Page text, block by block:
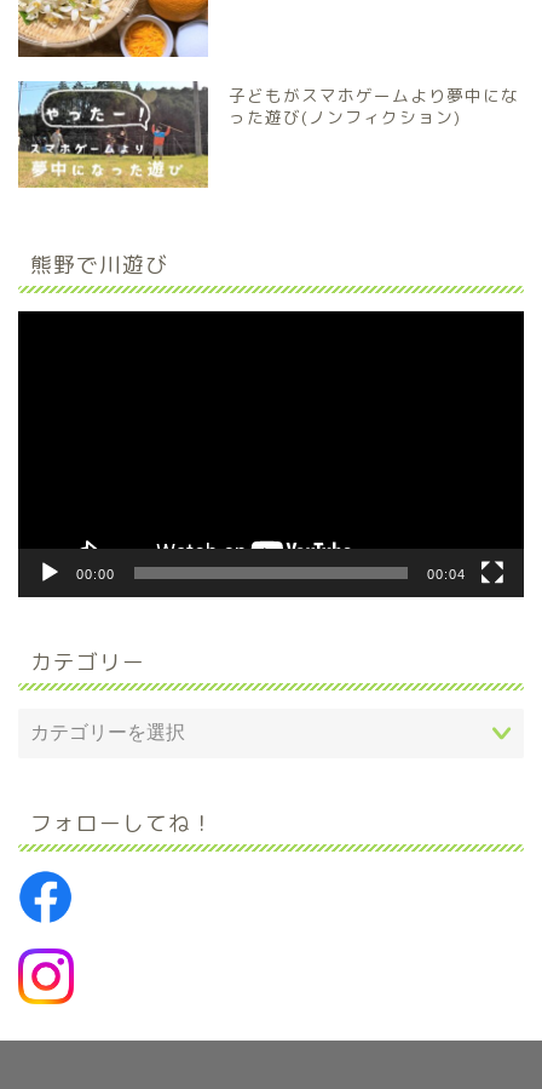
子どもがスマホゲームより夢中にな
った遊び(ノンフィクション)
熊野で川遊び
00:00 00:04
カテゴリー
フォローしてね！